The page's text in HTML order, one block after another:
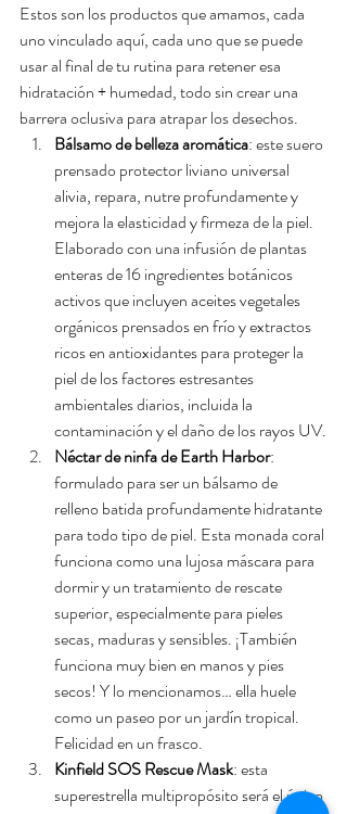
Estos son los productos que amamos, cada
uno vinculado aquí, cada uno que se puede
usar al final de tu rutina para retener esa
hidratación + humedad, todo sin crear una
barrera oclusiva para atrapar los desechos.
Bálsamo de belleza aromática: este suero
prensado protector liviano universal
alivia, repara, nutre profundamente y
mejora la elasticidad y firmeza de la piel.
Elaborado con una infusión de plantas
enteras de 16 ingredientes botánicos
activos que incluyen aceites vegetales
orgánicos prensados ​​en frío y extractos
ricos en antioxidantes para proteger la
piel de los factores estresantes
ambientales diarios, incluida la
contaminación y el daño de los rayos UV.
Néctar de ninfa de Earth Harbor:
formulado para ser un bálsamo de
relleno batida profundamente hidratante
para todo tipo de piel. Esta monada coral
funciona como una lujosa máscara para
dormir y un tratamiento de rescate
superior, especialmente para pieles
secas, maduras y sensibles. ¡También
funciona muy bien en manos y pies
secos! Y lo mencionamos… ella huele
como un paseo por un jardín tropical.
Felicidad en un frasco.
Kinfield SOS Rescue Mask: esta
superestrella multipropósito será el único